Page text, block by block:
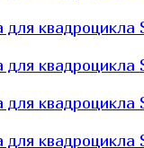
квадроцикла
квадроцикла
квадроцикла
квадроцикла